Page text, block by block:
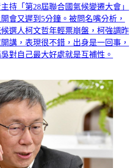
持「第28屆聯合國氣候變遷大會」
會又遲到5分鐘。被問名嘴分析，
選人柯文哲年輕票崩盤，柯強調昨
講，表現很不錯，出身是一回事，
對自己最大好處就是互補性。